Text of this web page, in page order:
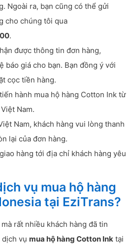
Ngoài ra, bạn cũng có thể gửi
cho chúng tôi qua
.
được thông tin đơn hàng,
báo giá cho bạn. Bạn đồng ý với
cọc tiền hàng.
hành mua hộ hàng Cotton Ink từ
Nam.
Nam, khách hàng vui lòng thanh
lại của đơn hàng.
hàng tới địa chỉ khách hàng yêu
vụ mua hộ hàng
tại EziTrans?
rất nhiều khách hàng đã tin
vụ mua hộ hàng Cotton Ink tại